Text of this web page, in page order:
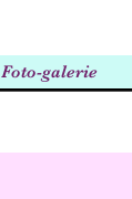
Foto-galerie